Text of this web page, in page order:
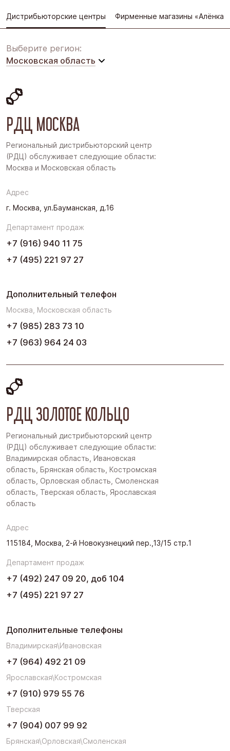
Дистрибьюторские центры Фирменные магазины «Алёнка»
Выберите регион:
Московская область
Восточная Сибирь
Дальний Восток
Поволжье
Урал
РДЦ МОСКВА
Региональный дистрибьюторский центр
(РДЦ) обслуживает следующие области:
Москва и Московская область
Адрес
г. Москва, ул.Бауманская, д.16
Департамент продаж
+7 (916) 940 11 75
+7 (495) 221 97 27
Дополнительный телефон
Москва, Московская область
+7 (985) 283 73 10
+7 (963) 964 24 03
РДЦ ЗОЛОТОЕ КОЛЬЦО
Региональный дистрибьюторский центр
(РДЦ) обслуживает следующие области:
Владимирская область, Ивановская
область, Брянская область, Костромская
область, Орловская область, Смоленская
область, Тверская область, Ярославская
область
Адрес
115184, Москва, 2-й Новокузнецкий пер.,13/15 стр.1
Департамент продаж
+7 (492) 247 09 20, доб 104
+7 (495) 221 97 27
Дополнительные телефоны
Владимирская\Ивановская
+7 (964) 492 21 09
Ярославская\Костромская
+7 (910) 979 55 76
Тверская
+7 (904) 007 99 92
Брянская\Орловская\Смоленская